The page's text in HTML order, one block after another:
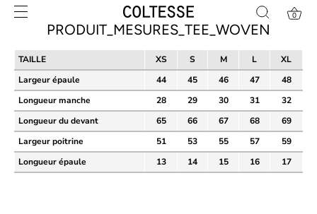
Skip
0
PRODUIT_MESURES_TEE_WOVEN
TAILLE XS S M L
XL
Largeur épaule
44 45 46 47
48
Longueur manche
28 29 30 31
32
Longueur du devant
65 66 67 68
69
Largeur poitrine
51 53 55 57
59
Longueur épaule
13 14 15 16 17